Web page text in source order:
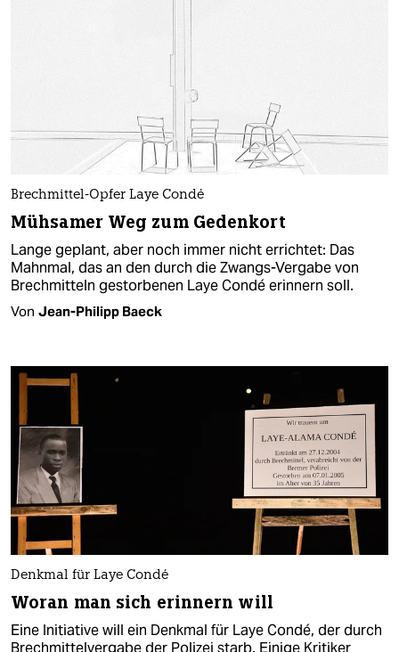
Brechmittel-Opfer Laye Condé
Mühsamer Weg zum Gedenkort
Lange geplant, aber noch immer nicht errichtet: Das
Mahnmal, das an den durch die Zwangs-Vergabe von
Brechmitteln gestorbenen Laye Condé erinnern soll.
Von Jean-Philipp Baeck
Denkmal für Laye Condé
Woran man sich erinnern will
Eine Initiative will ein Denkmal für Laye Condé, der durch
Brechmittelvergabe der Polizei starb. Einige Kritiker